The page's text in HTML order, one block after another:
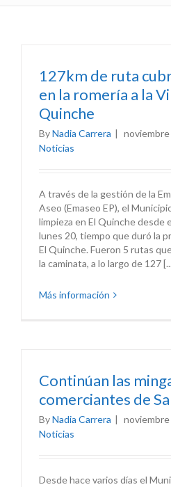
127km de ruta
en la romería a la
Quinche
ByNadia Carrera |
Noticias
A través de la gestión de la
Aseo (Emaseo EP), el
limpieza en El Quinche desde
lunes 20, tiempo que duró la
El Quinche. Fueron 5 rutas
la caminata, a lo largo de 127
Más información
Continúan las
comerciantes de
ByNadia Carrera |
Noticias
Desde hace varios días el